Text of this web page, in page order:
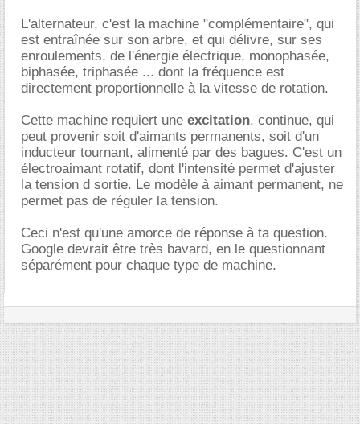
L'alternateur, c'est la machine "complémentaire", qui
est entraînée sur son arbre, et qui délivre, sur ses
enroulements, de l'énergie électrique, monophasée,
biphasée, triphasée ... dont la fréquence est
directement proportionnelle à la vitesse de rotation.
Cette machine requiert une excitation, continue, qui
peut provenir soit d'aimants permanents, soit d'un
inducteur tournant, alimenté par des bagues. C'est un
électroaimant rotatif, dont l'intensité permet d'ajuster
la tension d sortie. Le modèle à aimant permanent, ne
permet pas de réguler la tension.
Ceci n'est qu'une amorce de réponse à ta question.
Google devrait être très bavard, en le questionnant
séparément pour chaque type de machine.